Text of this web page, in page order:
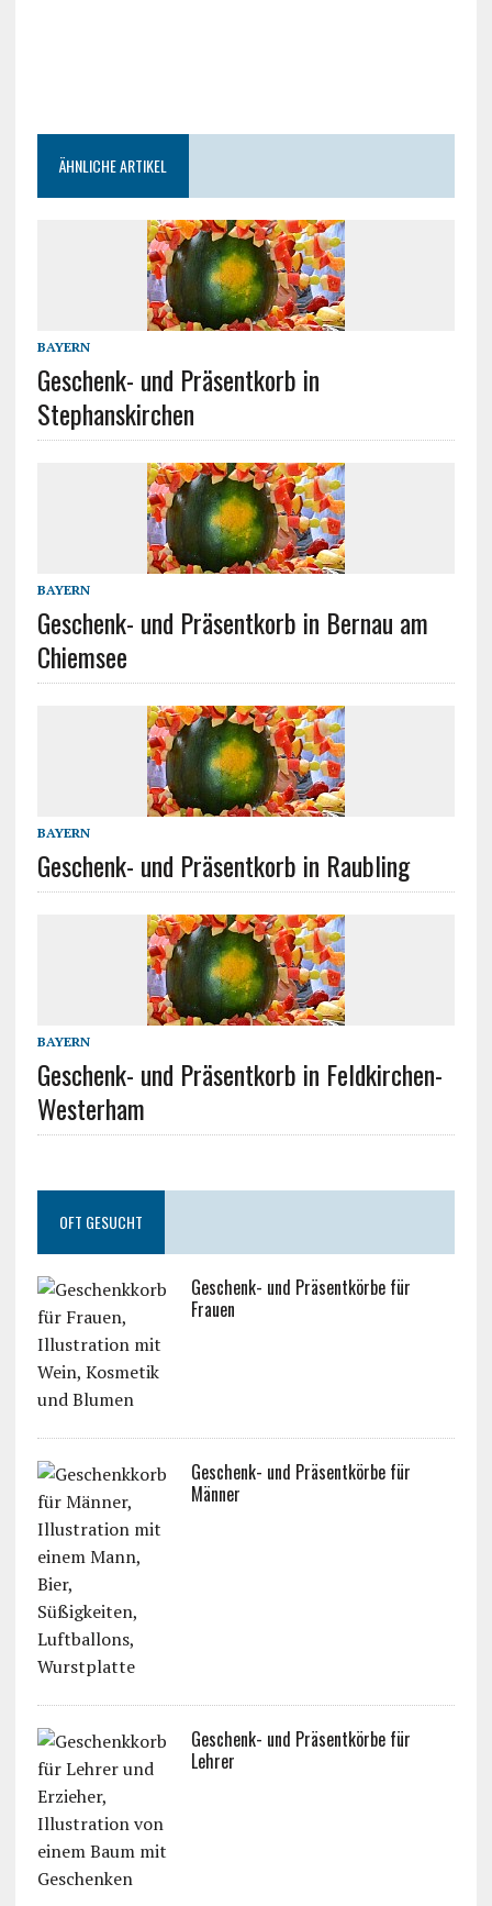
ÄHNLICHE ARTIKEL
BAYERN
Geschenk- und Präsentkorb in
Stephanskirchen
BAYERN
Geschenk- und Präsentkorb in Bernau am
Chiemsee
BAYERN
Geschenk- und Präsentkorb in Raubling
BAYERN
Geschenk- und Präsentkorb in Feldkirchen-
Westerham
OFT GESUCHT
Geschenk- und Präsentkörbe für
Frauen
Geschenk- und Präsentkörbe für
Männer
Geschenk- und Präsentkörbe für
Lehrer